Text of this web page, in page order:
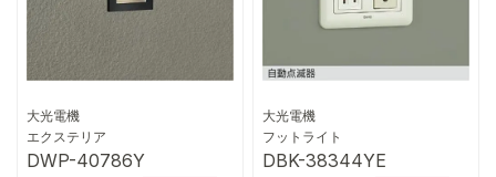
大光電機
エクステリア
DWP-40786Y
大光電機
フットライト
DBK-38344YE